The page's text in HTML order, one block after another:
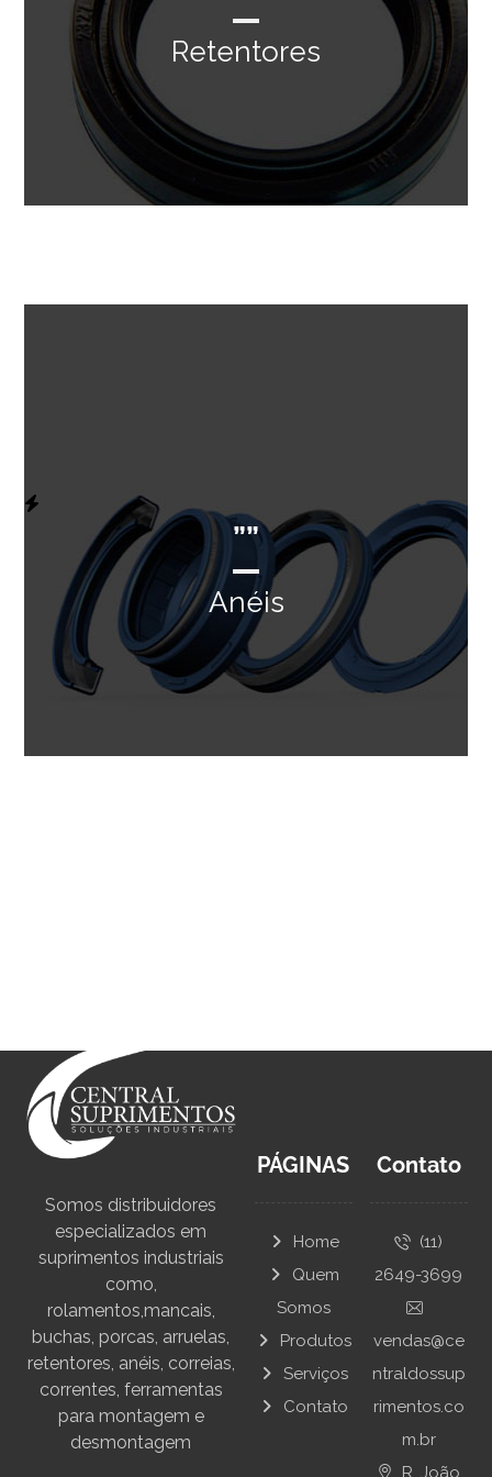
Retentores
””
Anéis
Somos distribuidores
especializados em
suprimentos industriais
como,
rolamentos,mancais,
buchas, porcas, arruelas,
retentores, anéis, correias,
correntes, ferramentas
para montagem e
desmontagem
PÁGINAS
Home
Quem
Somos
Produtos
Serviços
Contato
Contato
(11)
2649-3699
vendas@ce
ntraldossup
rimentos.co
m.br
R. João